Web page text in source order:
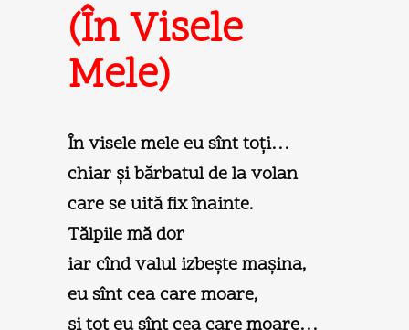
(În Visele
Mele)
În visele mele eu sînt toţi…
chiar şi bărbatul de la volan
care se uită fix înainte.
Tălpile mă dor
iar cînd valul izbeşte maşina,
eu sînt cea care moare,